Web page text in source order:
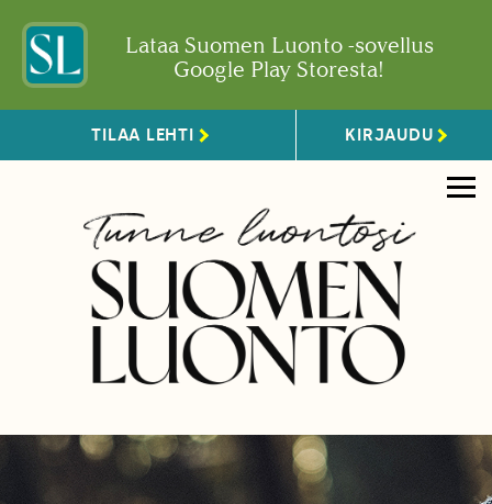
Lataa Suomen Luonto -sovellus
Google Play Storesta!
TILAA LEHTI KIRJAUDU